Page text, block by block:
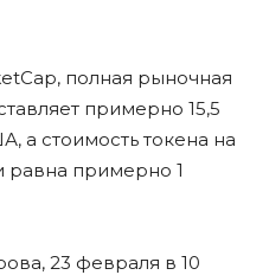
полная рыночная
примерно 15,5
а стоимость токена на
равна примерно 1
23 февраля в 10